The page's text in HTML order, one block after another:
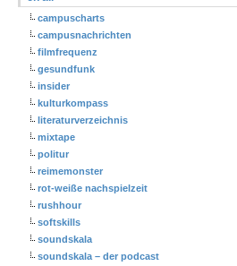
campuscharts
campusnachrichten
filmfrequenz
gesundfunk
insider
kulturkompass
literaturverzeichnis
mixtape
politur
reimemonster
rot-weiße nachspielzeit
rushhour
softskills
soundskala
soundskala – der podcast